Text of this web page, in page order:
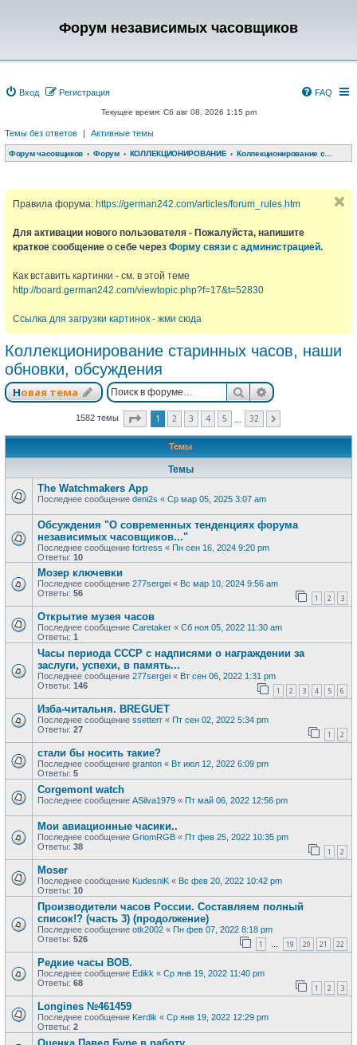
Форум независимых часовщиков
Вход Регистрация FAQ
Текущее время: Сб авг 08, 2026 1:15 pm
Темы без ответов | Активные темы
Форум часовщиков Форум КОЛЛЕКЦИОНИРОВАНИЕ
Правила форума: https://german242.com/articles/forum_rules.htm
Для активации нового пользователя - Пожалуйста, напишите
краткое сообщение о себе через Форму связи с администрацией.
Как вставить картинки - см. в этой теме
http://board.german242.com/viewtopic.php?f=17&t=52830
Ссылка для загрузки картинок - жми сюда
Коллекционирование старинных часов, наши
обновки, обсуждения
Новая тема ПоискРасширенный
1582 темы Страница из
1 2 3 4 5 32
Темы
Темы
The Watchmakers App
Последнее сообщение deni2s « Ср мар 05, 2025 3:07 am
Обсуждения "О современных тенденциях форума
независимых часовщиков..."
Последнее сообщение fortress « Пн сен 16, 2024 9:20 pm
Ответы: 10
Мозер ключевки
Последнее сообщение 277sergei « Вс мар 10, 2024 9:56 am
Ответы: 56 1 2 3
Открытие музея часов
Последнее сообщение Caretaker « Сб ноя 05, 2022 11:30 am
Ответы: 1
Часы периода СССР с надписями о награждении за
заслуги, успехи, в память...
Последнее сообщение 277sergei « Вт сен 06, 2022 1:31 pm
Ответы: 146 1 2 3 4 5 6
Изба-читальня. BREGUET
Последнее сообщение ssetterr « Пт сен 02, 2022 5:34 pm
Ответы: 27 1 2
стали бы носить такие?
Последнее сообщение granton « Вт июл 12, 2022 6:09 pm
Ответы: 5
Corgemont watch
Последнее сообщение ASilva1979 « Пт май 06, 2022 12:56 pm
Мои авиационные часики..
Последнее сообщение GriomRGB « Пт фев 25, 2022 10:35 pm
Ответы: 38 1 2
Moser
Последнее сообщение KudesniK « Вс фев 20, 2022 10:42 pm
Ответы: 10
Производители часов России. Составляем полный
список!? (часть 3) (продолжение)
Последнее сообщение otk2002 « Пн фев 07, 2022 8:18 pm
Ответы: 526 1 … 19 20 21 22
Редкие часы ВОВ.
Последнее сообщение Edikk « Ср янв 19, 2022 11:40 pm
Ответы: 68 1 2 3
Longines №461459
Последнее сообщение Kerdik « Ср янв 19, 2022 12:29 pm
Ответы: 2